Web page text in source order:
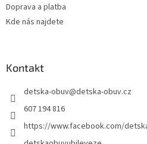
Doprava a platba
Kde nás najdete
Kontakt
detska-obuv@detska-obuv.cz
607 194 816
https://www.facebook.com/